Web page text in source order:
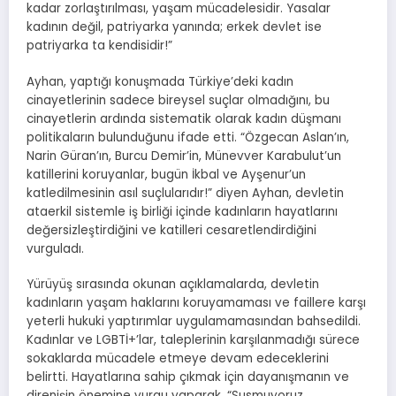
kadar zorlaştırılması, yaşam mücadelesidir. Yasalar
kadının değil, patriyarka yanında; erkek devlet ise
patriyarka ta kendisidir!”
Ayhan, yaptığı konuşmada Türkiye’deki kadın
cinayetlerinin sadece bireysel suçlar olmadığını, bu
cinayetlerin ardında sistematik olarak kadın düşmanı
politikaların bulunduğunu ifade etti. “Özgecan Aslan’ın,
Narin Güran’ın, Burcu Demir’in, Münevver Karabulut’un
katillerini koruyanlar, bugün İkbal ve Ayşenur’un
katledilmesinin asıl suçlularıdır!” diyen Ayhan, devletin
ataerkil sistemle iş birliği içinde kadınların hayatlarını
değersizleştirdiğini ve katilleri cesaretlendirdiğini
vurguladı.
Yürüyüş sırasında okunan açıklamalarda, devletin
kadınların yaşam haklarını koruyamaması ve faillere karşı
yeterli hukuki yaptırımlar uygulamamasından bahsedildi.
Kadınlar ve LGBTİ+’lar, taleplerinin karşılanmadığı sürece
sokaklarda mücadele etmeye devam edeceklerini
belirtti. Hayatlarına sahip çıkmak için dayanışmanın ve